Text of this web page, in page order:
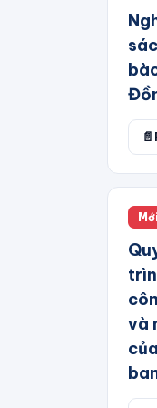
Thi
luật
Tiết
Tiết
Tài
Tài
Tư
Vi
Ban
gia
Ban
lương
Ban
Ban
đình
Ban
đình
Ban
Ban
📄
Mới
và